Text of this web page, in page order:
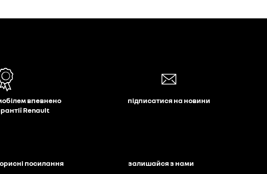
впевнено
Renault
підписатися на новини
посилання залишайся з нами